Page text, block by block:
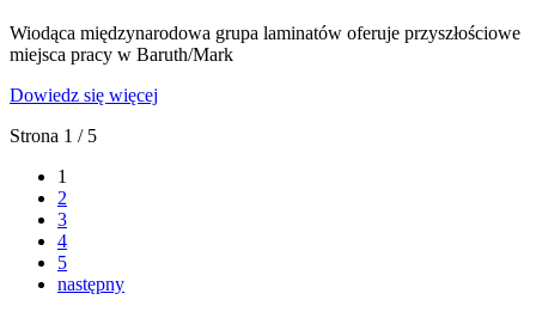
Wiodąca międzynarodowa grupa laminatów oferuje przyszłościowe
miejsca pracy w Baruth/Mark
Dowiedz się więcej
Strona 1 / 5
1
2
3
4
5
następny